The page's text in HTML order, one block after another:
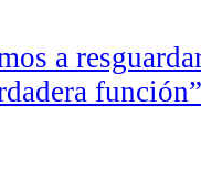
a
función”